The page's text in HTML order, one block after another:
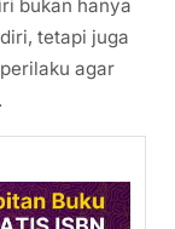
bukan hanya
tetapi juga
agar